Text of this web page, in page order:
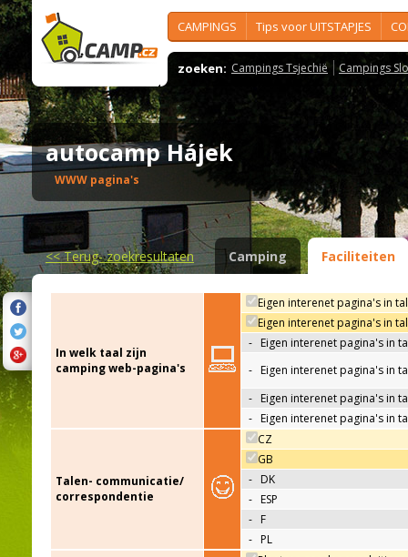
CAMPINGS Tips voor UITSTAPJES
zoeken: Campings Tsjechië Campings
autocamp Hájek
WWW pagina's
<<Terug- zoekresultaten Camping Faciliteiten
In welk taal zijn
camping web-pagina's
Eigen interenet pagina's in
Eigen interenet pagina's in
- Eigen interenet pagina's in
- Eigen interenet pagina's in
- Eigen interenet pagina's in
- Eigen interenet pagina's in
Talen- communicatie/
correspondentie
CZ
GB
- DK
- ESP
- F
- PL